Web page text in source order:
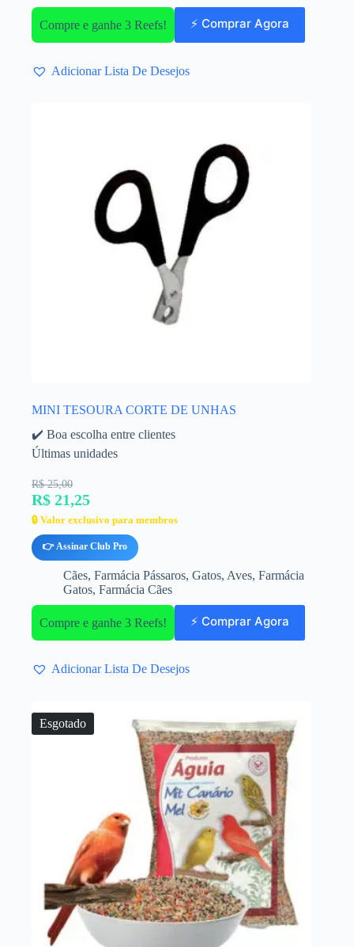
Compre e ganhe 3 Reefs! ⚡ Comprar Agora
Adicionar Lista De Desejos
MINI TESOURA CORTE DE UNHAS
✔️ Boa escolha entre clientes
Últimas unidades
R$ 25,00
R$ 21,25
🔒 Valor exclusivo para membros
👉 Assinar Club Pro
Cães, Farmácia Pássaros, Gatos, Aves, Farmácia
Gatos, Farmácia Cães
Compre e ganhe 3 Reefs! ⚡ Comprar Agora
Adicionar Lista De Desejos
Esgotado